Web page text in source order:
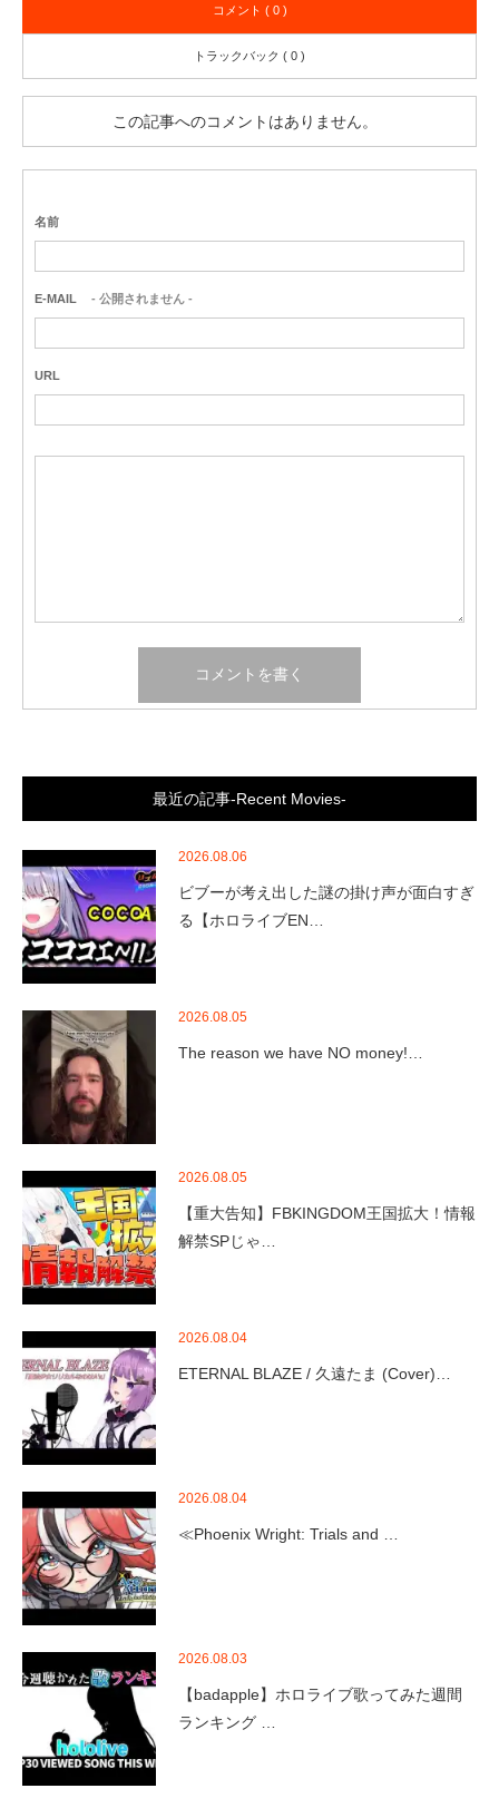
コメント ( 0 )
トラックバック ( 0 )
この記事へのコメントはありません。
名前
E-MAIL - 公開されません -
URL
最近の記事-Recent Movies-
2026.08.06
ビブーが考え出した謎の掛け声が面白すぎ
る【ホロライブEN…
2026.08.05
The reason we have NO money!…
2026.08.05
【重大告知】FBKINGDOM王国拡大！情報
解禁SPじゃ…
2026.08.04
ETERNAL BLAZE / 久遠たま (Cover)…
2026.08.04
≪Phoenix Wright: Trials and …
2026.08.03
【badapple】ホロライブ歌ってみた週間
ランキング …